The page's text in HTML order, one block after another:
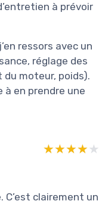
à prévoir
ressors avec un
réglage des
moteur, poids).
en prendre une
★★★★★
★★★★★
C’est clairement un